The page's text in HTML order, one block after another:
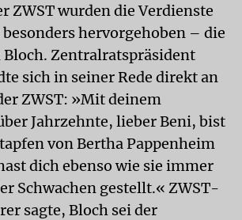
ZWST wurden die Verdienste
hervorgehoben – die
Zentralratspräsident
sich in seiner Rede direkt an
ZWST: »Mit deinem
Jahrzehnte, lieber Beni, bist
von Bertha Pappenheim
dich ebenso wie sie immer
Schwachen gestellt.« ZWST-
sagte, Bloch sei der